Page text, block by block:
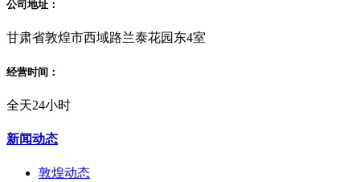
公司地址：
甘肃省敦煌市西域路兰泰花园东4室
经营时间：
全天24小时
新闻动态
敦煌动态